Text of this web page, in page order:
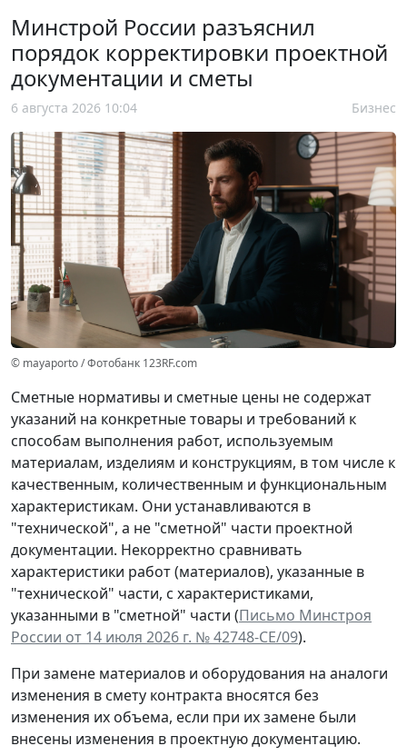
Минстрой России разъяснил
порядок корректировки проектной
документации и сметы
6 августа 2026 10:04 Бизнес
© mayaporto / Фотобанк 123RF.com
Сметные нормативы и сметные цены не содержат
указаний на конкретные товары и требований к
способам выполнения работ, используемым
материалам, изделиям и конструкциям, в том числе к
качественным, количественным и функциональным
характеристикам. Они устанавливаются в
"технической", а не "сметной" части проектной
документации. Некорректно сравнивать
характеристики работ (материалов), указанные в
"технической" части, с характеристиками,
указанными в "сметной" части (Письмо Минстроя
России от 14 июля 2026 г. № 42748-СЕ/09).
При замене материалов и оборудования на аналоги
изменения в смету контракта вносятся без
изменения их объема, если при их замене были
внесены изменения в проектную документацию.